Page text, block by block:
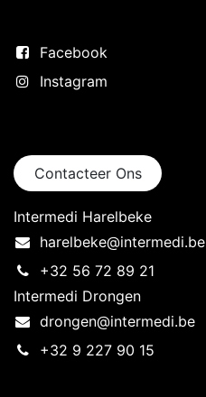
Facebook
Instagram
Contacteer Ons
Intermedi Harelbeke
harelbeke@intermedi.be
+32 56 72 89 21
Intermedi Drongen
drongen@intermedi.be
+32 9 227 90 15